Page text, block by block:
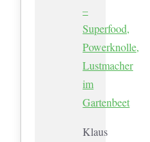
–
Superfood,
Powerknolle,
Lustmacher
im
Gartenbeet
Klaus